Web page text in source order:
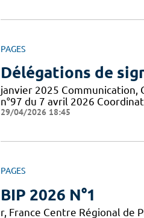
PAGES
Délégations de
janvier 2025 Communication,
n°97 du 7 avril 2026
29/04/2026 18:45
PAGES
BIP 2026 N°1
r, France Centre Régional de